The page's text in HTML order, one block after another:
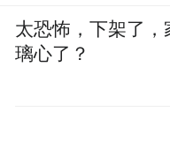
太恐怖，下架了，
璃心了？